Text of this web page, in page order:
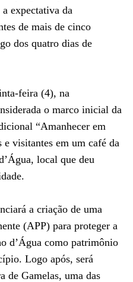
expectativa da
de mais de cinco
dos quatro dias de
feira (4), na
o marco inicial da
“Amanhecer em
e visitantes em um café da
local que deu
a criação de uma
(APP) para proteger a
d’Água como patrimônio
Logo após, será
de Gamelas, uma das